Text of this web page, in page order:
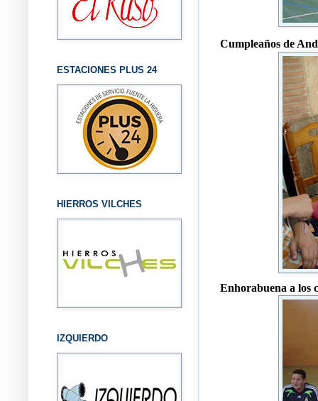
Cumpleaños de
Enhorabuena a los
ESTACIONES PLUS 24
HIERROS VILCHES
IZQUIERDO